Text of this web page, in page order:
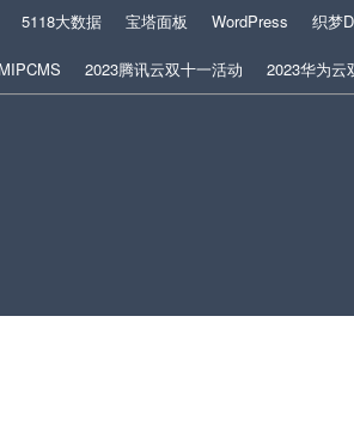
5118大数据 宝塔面板 WordPress 织梦
MIPCMS 2023腾讯云双十一活动 2023华为云